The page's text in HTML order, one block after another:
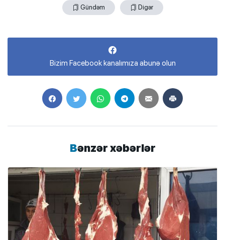
Gündəm Digər
Bizim Facebook kanalımıza abunə olun
Bənzər xəbərlər